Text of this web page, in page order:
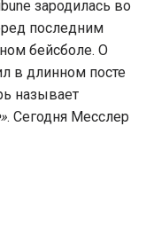
зародилась во
последним
бейсболе. О
в длинном посте
называет
. Сегодня Месслер